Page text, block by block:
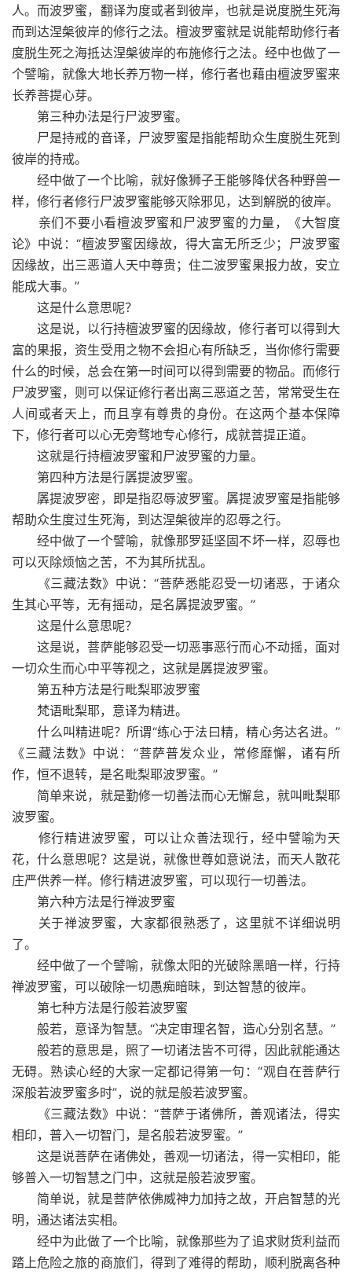
人。而波罗蜜，翻译为度或者到彼岸，也就是说度脱生死海
而到达涅槃彼岸的修行之法。檀波罗蜜就是说能帮助修行者
度脱生死之海抵达涅槃彼岸的布施修行之法。经中也做了一
个譬喻，就像大地长养万物一样，修行者也藉由檀波罗蜜来
长养菩提心芽。
第三种办法是行尸波罗蜜。
尸是持戒的音译，尸波罗蜜是指能帮助众生度脱生死到
彼岸的持戒。
经中做了一个比喻，就好像狮子王能够降伏各种野兽一
样，修行者修行尸波罗蜜能够灭除邪见，达到解脱的彼岸。
亲们不要小看檀波罗蜜和尸波罗蜜的力量，《大智度
论》中说：“檀波罗蜜因缘故，得大富无所乏少；尸波罗蜜
因缘故，出三恶道人天中尊贵；住二波罗蜜果报力故，安立
能成大事。”
这是什么意思呢？
这是说，以行持檀波罗蜜的因缘故，修行者可以得到大
富的果报，资生受用之物不会担心有所缺乏，当你修行需要
什么的时候，总会在第一时间可以得到需要的物品。而修行
尸波罗蜜，则可以保证修行者出离三恶道之苦，常常受生在
人间或者天上，而且享有尊贵的身份。在这两个基本保障
下，修行者可以心无旁骛地专心修行，成就菩提正道。
这就是行持檀波罗蜜和尸波罗蜜的力量。
第四种方法是行羼提波罗蜜。
羼提波罗密，即是指忍辱波罗蜜。羼提波罗蜜是指能够
帮助众生度过生死海，到达涅槃彼岸的忍辱之行。
经中做了一个譬喻，就像那罗延坚固不坏一样，忍辱也
可以灭除烦恼之苦，不为其所扰乱。
《三藏法数》中说：“菩萨悉能忍受一切诸恶，于诸众
生其心平等，无有摇动，是名羼提波罗蜜。”
这是什么意思呢？
这是说，菩萨能够忍受一切恶事恶行而心不动摇，面对
一切众生而心中平等视之，这就是羼提波罗蜜。
第五种方法是行毗梨耶波罗蜜
梵语毗梨耶，意译为精进。
什么叫精进呢？所谓“练心于法曰精，精心务达名进。”
《三藏法数》中说：“菩萨普发众业，常修靡懈，诸有所
作，恒不退转，是名毗梨耶波罗蜜。”
简单来说，就是勤修一切善法而心无懈怠，就叫毗梨耶
波罗蜜。
修行精进波罗蜜，可以让众善法现行，经中譬喻为天
花，什么意思呢？这是说，就像世尊如意说法，而天人散花
庄严供养一样。修行精进波罗蜜，可以现行一切善法。
第六种方法是行禅波罗蜜
关于禅波罗蜜，大家都很熟悉了，这里就不详细说明
了。
经中做了一个譬喻，就像太阳的光破除黑暗一样，行持
禅波罗蜜，可以破除一切愚痴暗昧，到达智慧的彼岸。
第七种方法是行般若波罗蜜
般若，意译为智慧。“决定审理名智，造心分别名慧。”
般若的意思是，照了一切诸法皆不可得，因此就能通达
无碍。熟读心经的大家一定都记得第一句：“观自在菩萨行
深般若波罗蜜多时”，说的就是般若波罗蜜。
《三藏法数》中说：“菩萨于诸佛所，善观诸法，得实
相印，普入一切智门，是名般若波罗蜜。”
这是说菩萨在诸佛处，善观一切诸法，得一实相印，能
够普入一切智慧之门中，这就是般若波罗蜜。
简单说，就是菩萨依佛威神力加持之故，开启智慧的光
明，通达诸法实相。
经中为此做了一个比喻，就像那些为了追求财货利益而
踏上危险之旅的商旅们，得到了难得的帮助，顺利脱离各种